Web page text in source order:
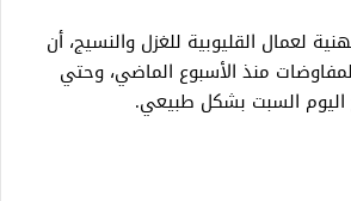
لعمال القليوبية للغزل والنسيج، أن
منذ الأسبوع الماضي، وحتي
اليوم السبت بشكل طبيعي.